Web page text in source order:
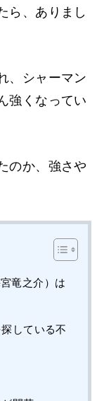
ら、ありまし
、シャーマン
強くなってい
のか、強さや
竜之介）は
している不